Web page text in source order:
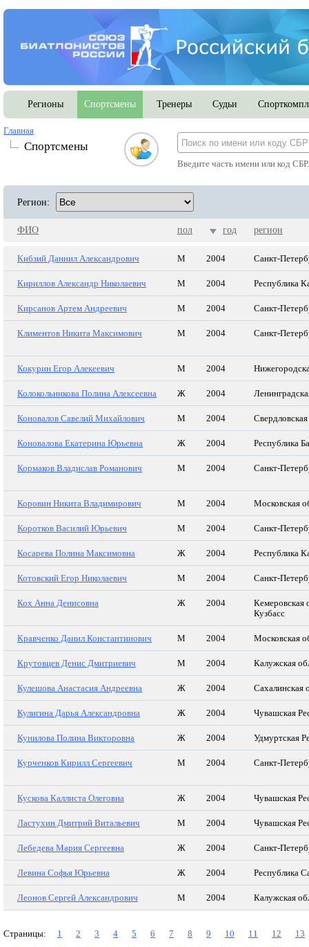
Регионы Спортсмены Тренеры Судьи
Главная
Спортсмены
Введите часть имени или код
Регион:
ФИО пол год регион
Кибзий Даниил Александрович М 2004 Санкт-
Кириллов Александр Николаевич М 2004 Республика
Кирсанов Артем Андреевич М 2004 Санкт-
Климентов Никита Максимович М 2004 Санкт-
Кокурин Егор Алекеевич М 2004
Колокольникова Полина Алексеевна Ж 2004
Коновалов Савелий Михайлович М 2004
Коновалова Екатерина Юрьевна Ж 2004 Республика
Кормаков Владислав Романович М 2004 Санкт-
Коровин Никита Владимирович М 2004 Московская
Коротков Василий Юрьевич М 2004 Санкт-
Косарева Полина Максимовна Ж 2004 Республика
Котовский Егор Николаевич М 2004 Санкт-
Кох Анна Денисовна Ж 2004
Кемеровская
Кузбасс
Кравченко Данил Константинович М 2004 Московская
Крутовцев Денис Дмитриевич М 2004 Калужская
Кулешова Анастасия Андреевна Ж 2004 Сахалинская
Кулигина Дарья Александровна Ж 2004 Чувашская
Кунилова Полина Викторовна Ж 2004 Удмуртская
Курченков Кирилл Сергеевич М 2004 Санкт-
Кускова Каллиста Олеговна Ж 2004 Чувашская
Ластухин Дмитрий Витальевич М 2004 Чувашская
Лебедева Мария Сергеевна Ж 2004 Санкт-
Левина Софья Юрьевна Ж 2004 Республика
Леонов Сергей Александрович М 2004 Калужская
Страницы: 1 2 3 4 5 6 7 8 9 10 11 12
13